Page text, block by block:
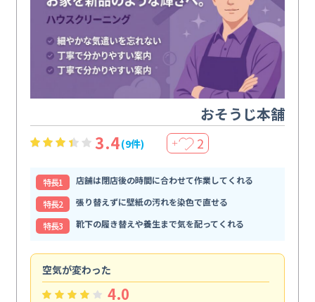
おそうじ本舗
3.4(9件) ＋ 2
特⻑1
店舗は閉店後の時間に合わせて作業してくれる
特⻑2
張り替えずに壁紙の汚れを染色で直せる
特⻑3
靴下の履き替えや養生まで気を配ってくれる
空気が変わった
4.0